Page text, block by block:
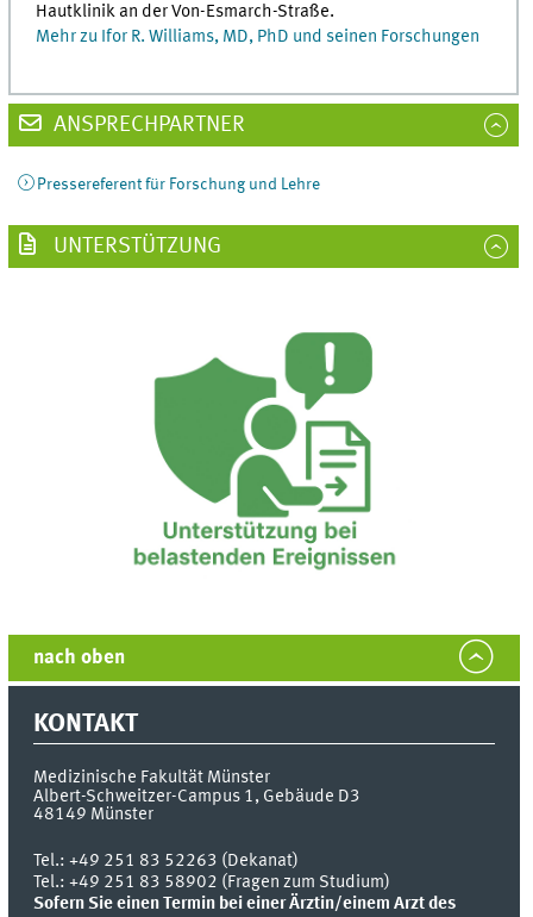
Hautklinik an der Von-Esmarch-Straße.
Mehr zu Ifor R. Williams, MD, PhD und seinen Forschungen
ANSPRECHPARTNER
Pressereferent für Forschung und Lehre
UNTERSTÜTZUNG
nach oben
KONTAKT
Medizinische Fakultät Münster
Albert-Schweitzer-Campus 1, Gebäude D3
48149 Münster
Tel.:+49 251 83 52263 (Dekanat)
Tel.: +49 251 83 58902 (Fragen zum Studium)
Sofern Sie einen Termin bei einer Ärztin/einem Arzt des